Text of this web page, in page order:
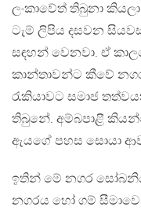
ලංකාවේත් තිබුනා
ටැම් ලිපිය දසවන
සඳහන් වෙනවා. ඒ
කාන්තාවන්ට කීවේ
රැකියාවට සමාජ
තිබුනේ. අම්බපාළී
ඇයගේ පහස සොයා
ඉතින් මේ නගර
නගරය හෝ ගම්